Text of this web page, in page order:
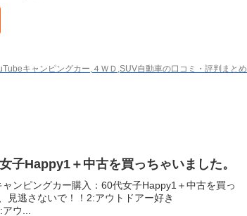
キャンピングカー,４ＷＤ,SUV自動車の口コミ・評判まとめ
子Happy1＋中古を買っちゃいました。
ンピングカー購入：60代女子Happy1＋中古を買っ
見逃さないで！！2:アウトドアー好き
ウ...